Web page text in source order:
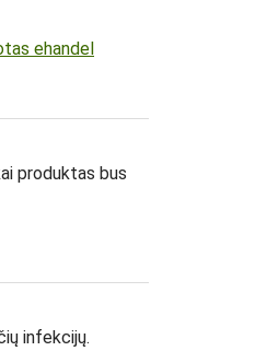
ehandel
produktas bus
infekcijų.